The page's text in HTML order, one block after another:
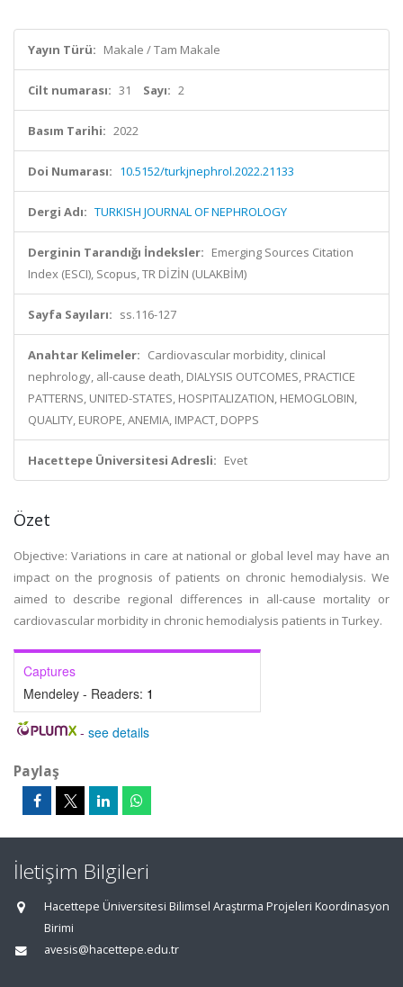
Yayın Türü: Makale / Tam Makale
Cilt numarası: 31 Sayı: 2
Basım Tarihi: 2022
Doi Numarası: 10.5152/turkjnephrol.2022.21133
Dergi Adı: TURKISH JOURNAL OF NEPHROLOGY
Derginin Tarandığı İndeksler: Emerging Sources Citation
Index (ESCI), Scopus, TR DİZİN (ULAKBİM)
Sayfa Sayıları: ss.116-127
Anahtar Kelimeler: Cardiovascular morbidity, clinical
nephrology, all-cause death, DIALYSIS OUTCOMES, PRACTICE
PATTERNS, UNITED-STATES, HOSPITALIZATION, HEMOGLOBIN,
QUALITY, EUROPE, ANEMIA, IMPACT, DOPPS
Hacettepe Üniversitesi Adresli: Evet
Özet
Objective: Variations in care at national or global level may have an
impact on the prognosis of patients on chronic hemodialysis. We
aimed to describe regional differences in all-cause mortality or
cardiovascular morbidity in chronic hemodialysis patients in Turkey.
Captures
Mendeley - Readers: 1
- see details
Paylaş
İletişim Bilgileri
Hacettepe Üniversitesi Bilimsel Araştırma Projeleri Koordinasyon
Birimi
avesis@hacettepe.edu.tr